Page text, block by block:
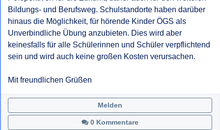
Bildungs- und Berufsweg. Schulstandorte haben darüber
hinaus die Möglichkeit, für hörende Kinder ÖGS als
Unverbindliche Übung anzubieten. Dies wird aber
keinesfalls für alle Schülerinnen und Schüler verpflichtend
sein und wird auch keine großen Kosten verursachen.
Mit freundlichen Grüßen
0 Kommentare
Melden